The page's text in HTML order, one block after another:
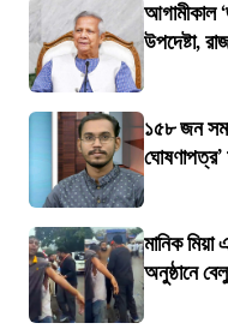
আগামীকাল
উপদেষ্টা,
১৫৮ জন
ঘোষণাপত্র’
মানিক
অনুষ্ঠানে